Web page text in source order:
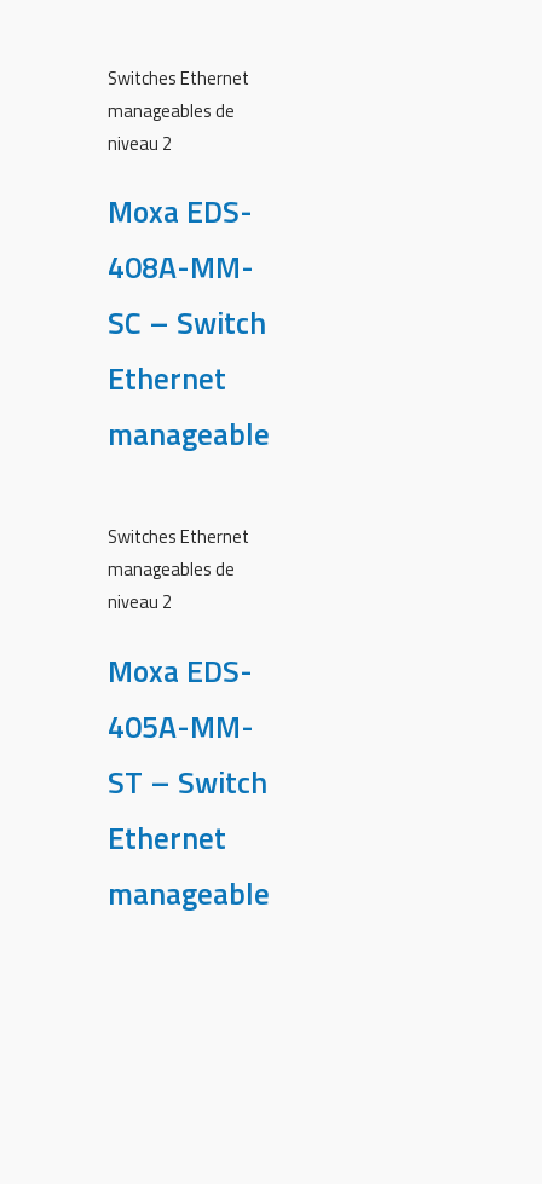
Switches Ethernet
manageables de
niveau 2
Moxa EDS-
408A-MM-
SC – Switch
Ethernet
manageable
Switches Ethernet
manageables de
niveau 2
Moxa EDS-
405A-MM-
ST – Switch
Ethernet
manageable